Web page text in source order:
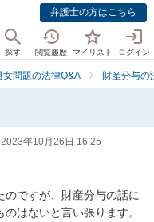
弁護士の方はこちら
探す 閲覧履歴 マイリスト ログイン
女問題の法律Q&A 財産分与の
2023年10月26日 16:25
のですが、財産分与の話に
はないと言い張ります。